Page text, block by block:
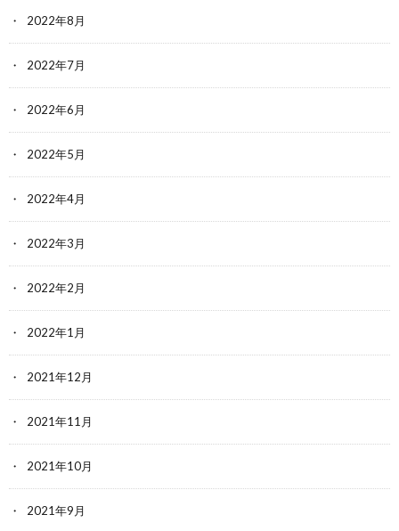
2022年8月
2022年7月
2022年6月
2022年5月
2022年4月
2022年3月
2022年2月
2022年1月
2021年12月
2021年11月
2021年10月
2021年9月